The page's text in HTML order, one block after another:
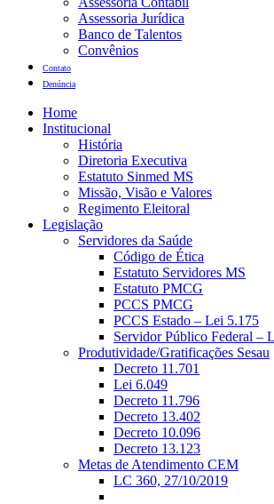
Assessoria Jurídica
Banco de Talentos
Convênios
Contato
Denúncia
Home
Institucional
História
Diretoria Executiva
Estatuto Sinmed MS
Missão, Visão e Valores
Regimento Eleitoral
Legislação
Servidores da Saúde
Código de Ética
Estatuto Servidores MS
Estatuto PMCG
PCCS PMCG
PCCS Estado – Lei 5.175
Servidor Público Federal –
Produtividade/Gratificações Sesau
Decreto 11.701
Lei 6.049
Decreto 11.796
Decreto 13.402
Decreto 10.096
Decreto 13.123
Metas de Atendimento CEM
LC 360, 27/10/2019